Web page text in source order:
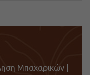
Μπαχαρικών |